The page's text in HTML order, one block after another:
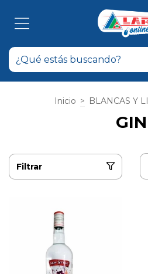
Inicio > BLANCAS Y
GIN
Filtrar